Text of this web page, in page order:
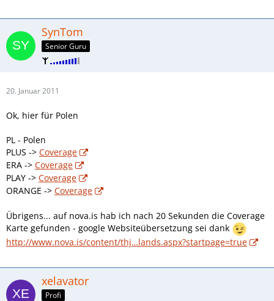
SynTom
Senior Guru
20. Januar 2011
Ok, hier für Polen
PL - Polen
PLUS -> Coverage
ERA -> Coverage
PLAY -> Coverage
ORANGE -> Coverage
Übrigens... auf nova.is hab ich nach 20 Sekunden die Coverage
Karte gefunden - google Websiteübersetzung sei dank
http://www.nova.is/content/thj…lands.aspx?startpage=true
xelavator
Profi